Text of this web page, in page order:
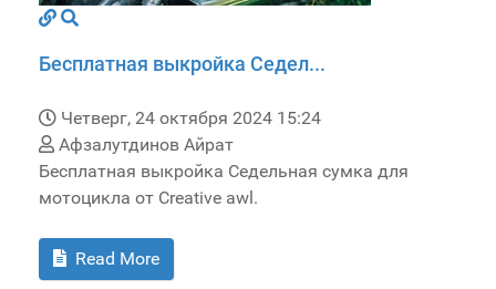
Бесплатная выкройка Седел...
Четверг, 24 октября 2024 15:24
Афзалутдинов Айрат
Бесплатная выкройка Седельная сумка для
мотоцикла от Creative awl.
Read More